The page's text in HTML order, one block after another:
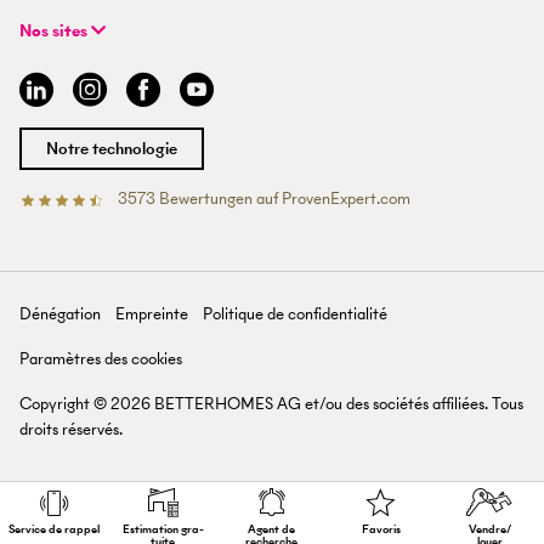
info@betterhomes.ch
Expériences BETTERHOMES
Emplois
Sites
Médias
Recherche de bien
Estimation de bien
Guide de l'immobilier
Devenir agent immobilier
Nos sites
Argovie
Bâle
Coire
Lausanne
Lucerne
Saint-Gall
Lac de Zurich
Notre technologie
3573Bewertungen auf ProvenExpert.com
Dénégation Empreinte
Politique de confidentialité
Paramètres des cookies
Copyright ©2026 BETTERHOMES AG et/ou des sociétés affiliées. Tous
droits réservés.
Service de rappel Estimation gra­ Agent de Favoris Vendre/